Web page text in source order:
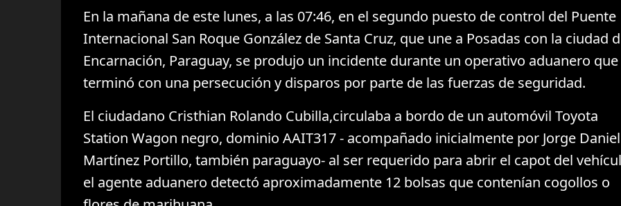
En la mañana de este lunes, a las 07:46, en el segundo puesto de control del Puente
Internacional San Roque González de Santa Cruz, que une a Posadas con la ciudad
Encarnación, Paraguay, se produjo un incidente durante un operativo aduanero que
terminó con una persecución y disparos por parte de las fuerzas de seguridad.
El ciudadano Cristhian Rolando Cubilla,circulaba a bordo de un automóvil Toyota
Station Wagon negro, dominio AAIT317 - acompañado inicialmente por Jorge Daniel
Martínez Portillo, también paraguayo- al ser requerido para abrir el capot del
el agente aduanero detectó aproximadamente 12 bolsas que contenían cogollos o